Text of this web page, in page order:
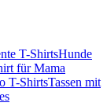
T-ShirtsHunde
für Mama
T-ShirtsTassen mit